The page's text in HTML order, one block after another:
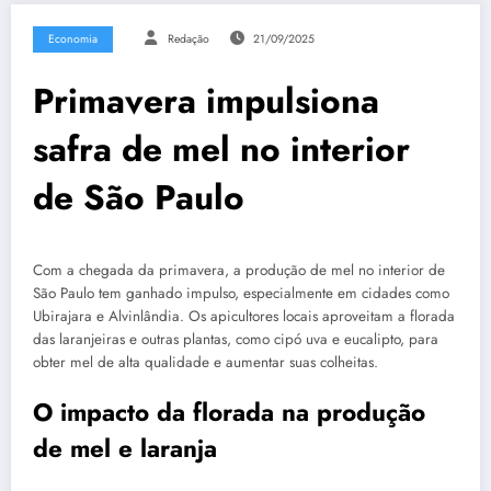
Economia Redação 21/09/2025
Primavera impulsiona
safra de mel no interior
de São Paulo
Com a chegada da primavera, a produção de mel no interior de
São Paulo tem ganhado impulso, especialmente em cidades como
Ubirajara e Alvinlândia. Os apicultores locais aproveitam a florada
das laranjeiras e outras plantas, como cipó uva e eucalipto, para
obter mel de alta qualidade e aumentar suas colheitas.
O impacto da florada na produção
de mel e laranja